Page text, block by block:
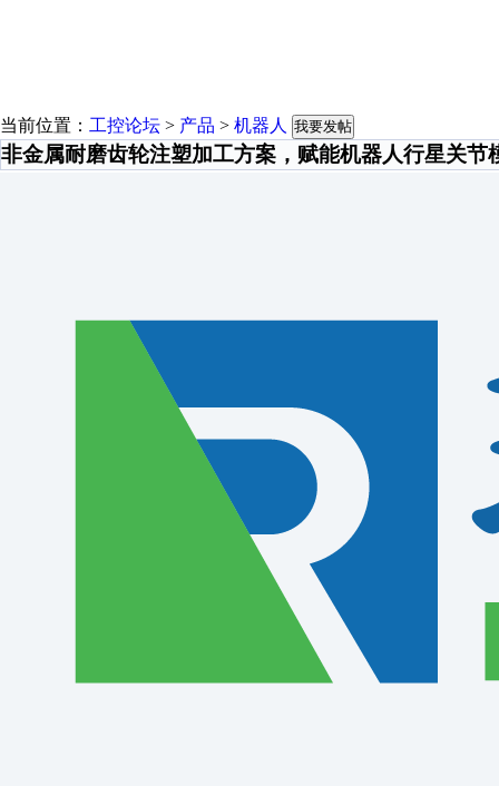
当前位置： 工控论坛 > 产品 > 机器人 我要发帖
非金属耐磨齿轮注塑加工方案，赋能机器人行星关节